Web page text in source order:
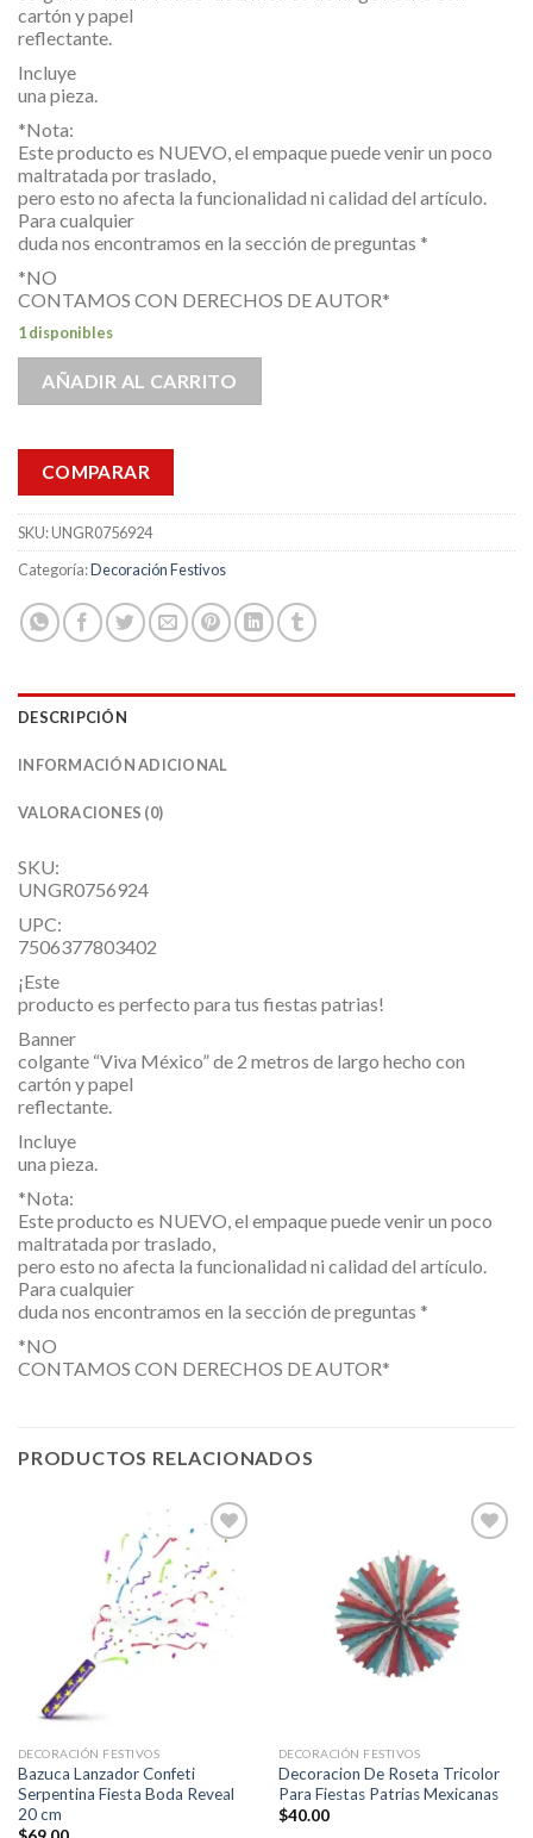
cartón y papel
reflectante.
Incluye
una pieza.
*Nota:
Este producto es NUEVO, el empaque puede venir un poco
maltratada por traslado,
pero esto no afecta la funcionalidad ni calidad del artículo.
Para cualquier
duda nos encontramos en la sección de preguntas *
*NO
CONTAMOS CON DERECHOS DE AUTOR*
1 disponibles
AÑADIR AL CARRITO
COMPARAR
SKU:UNGR0756924
Categoría:Decoración Festivos
DESCRIPCIÓN
INFORMACIÓN ADICIONAL
VALORACIONES (0)
SKU:
UNGR0756924
UPC:
7506377803402
¡Este
producto es perfecto para tus fiestas patrias!
Banner
colgante “Viva México” de 2 metros de largo hecho con
cartón y papel
reflectante.
Incluye
una pieza.
*Nota:
Este producto es NUEVO, el empaque puede venir un poco
maltratada por traslado,
pero esto no afecta la funcionalidad ni calidad del artículo.
Para cualquier
duda nos encontramos en la sección de preguntas *
*NO
CONTAMOS CON DERECHOS DE AUTOR*
PRODUCTOS RELACIONADOS
a la
lista de
deseos
DECORACIÓN FESTIVOS
Bazuca Lanzador Confeti
Serpentina Fiesta Boda Reveal
20 cm
deseos
DECORACIÓN FESTIVOS
Decoracion De Roseta Tricolor
Para Fiestas Patrias Mexicanas
$40.00